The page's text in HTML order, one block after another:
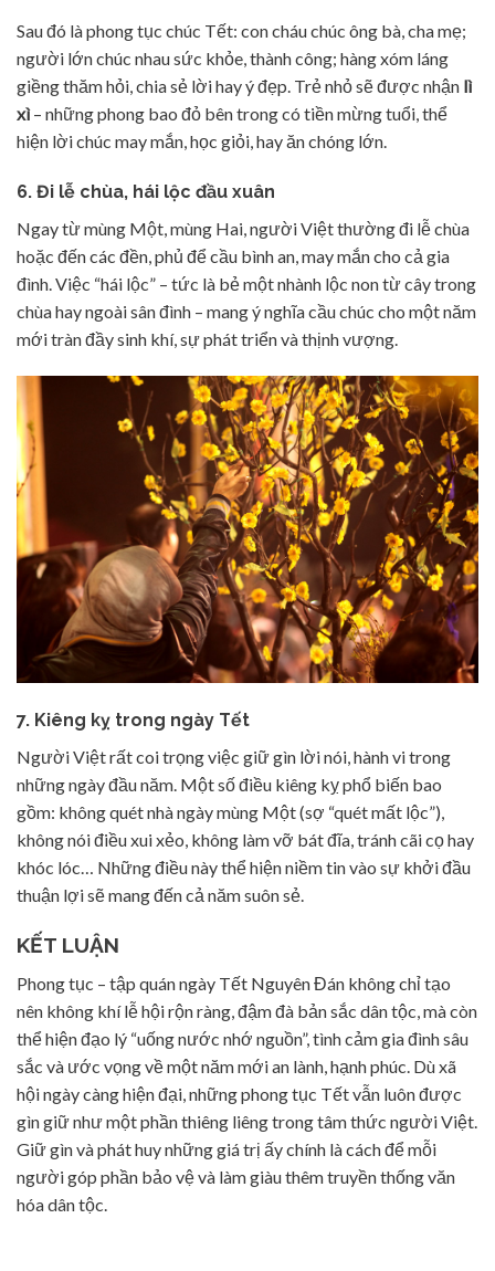
Sau đó là phong tục chúc Tết: con cháu chúc ông bà, cha mẹ;
người lớn chúc nhau sức khỏe, thành công; hàng xóm láng
giềng thăm hỏi, chia sẻ lời hay ý đẹp. Trẻ nhỏ sẽ được nhận lì
xì– những phong bao đỏ bên trong có tiền mừng tuổi, thể
hiện lời chúc may mắn, học giỏi, hay ăn chóng lớn.
6. Đi lễ chùa, hái lộc đầu xuân
Ngay từ mùng Một, mùng Hai, người Việt thường đi lễ chùa
hoặc đến các đền, phủ để cầu bình an, may mắn cho cả gia
đình. Việc “hái lộc” – tức là bẻ một nhành lộc non từ cây trong
chùa hay ngoài sân đình – mang ý nghĩa cầu chúc cho một năm
mới tràn đầy sinh khí, sự phát triển và thịnh vượng.
7. Kiêng kỵ trong ngày Tết
Người Việt rất coi trọng việc giữ gìn lời nói, hành vi trong
những ngày đầu năm. Một số điều kiêng kỵ phổ biến bao
gồm: không quét nhà ngày mùng Một (sợ “quét mất lộc”),
không nói điều xui xẻo, không làm vỡ bát đĩa, tránh cãi cọ hay
khóc lóc… Những điều này thể hiện niềm tin vào sự khởi đầu
thuận lợi sẽ mang đến cả năm suôn sẻ.
KẾT LUẬN
Phong tục – tập quán ngày Tết Nguyên Đán không chỉ tạo
nên không khí lễ hội rộn ràng, đậm đà bản sắc dân tộc, mà còn
thể hiện đạo lý “uống nước nhớ nguồn”, tình cảm gia đình sâu
sắc và ước vọng về một năm mới an lành, hạnh phúc. Dù xã
hội ngày càng hiện đại, những phong tục Tết vẫn luôn được
gìn giữ như một phần thiêng liêng trong tâm thức người Việt.
Giữ gìn và phát huy những giá trị ấy chính là cách để mỗi
người góp phần bảo vệ và làm giàu thêm truyền thống văn
hóa dân tộc.